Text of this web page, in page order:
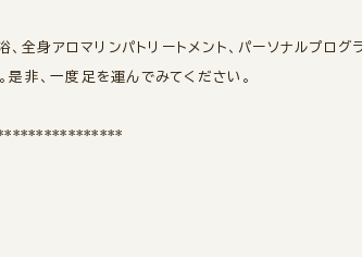
全身アロマリンパトリートメント、パーソナルプロ
非、一度足を運んでみてください。